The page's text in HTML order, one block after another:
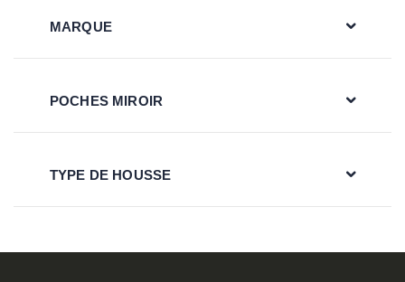
MARQUE
POCHES MIROIR
TYPE DE HOUSSE